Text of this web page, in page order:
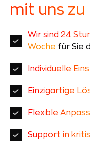
mit uns zu
Wir sind 24
Woche für Sie
Individuelle
Einzigartige
Flexible
Support in